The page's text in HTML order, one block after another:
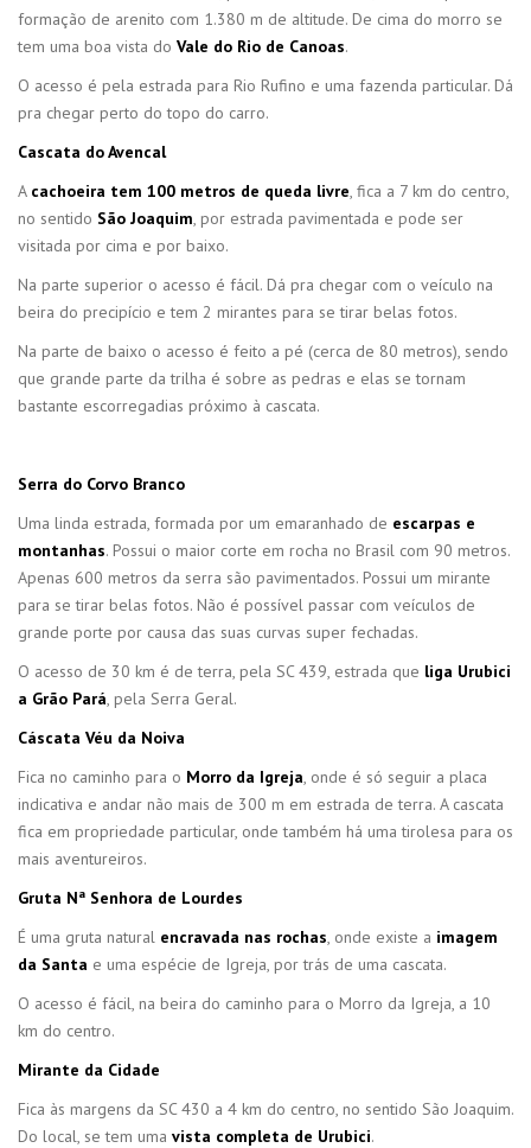
formação de arenito com 1.380 m de altitude. De cima do morro se
tem uma boa vista do Vale do Rio de Canoas.
O acesso é pela estrada para Rio Rufino e uma fazenda particular. Dá
pra chegar perto do topo do carro.
Cascata do Avencal
A cachoeira tem 100 metros de queda livre, fica a 7 km do centro,
no sentido São Joaquim, por estrada pavimentada e pode ser
visitada por cima e por baixo.
Na parte superior o acesso é fácil. Dá pra chegar com o veículo na
beira do precipício e tem 2 mirantes para se tirar belas fotos.
Na parte de baixo o acesso é feito a pé (cerca de 80 metros), sendo
que grande parte da trilha é sobre as pedras e elas se tornam
bastante escorregadias próximo à cascata.
Serra do Corvo Branco
Uma linda estrada, formada por um emaranhado de escarpas e
montanhas. Possui o maior corte em rocha no Brasil com 90 metros.
Apenas 600 metros da serra são pavimentados. Possui um mirante
para se tirar belas fotos. Não é possível passar com veículos de
grande porte por causa das suas curvas super fechadas.
O acesso de 30 km é de terra, pela SC 439, estrada que liga Urubici
a Grão Pará, pela Serra Geral.
Cáscata Véu da Noiva
Fica no caminho para o Morro da Igreja, onde é só seguir a placa
indicativa e andar não mais de 300 m em estrada de terra. A cascata
fica em propriedade particular, onde também há uma tirolesa para os
mais aventureiros.
Gruta Nª Senhora de Lourdes
É uma gruta natural encravada nas rochas, onde existe a imagem
da Santa e uma espécie de Igreja, por trás de uma cascata.
O acesso é fácil, na beira do caminho para o Morro da Igreja, a 10
km do centro.
Mirante da Cidade
Fica às margens da SC 430 a 4 km do centro, no sentido São Joaquim.
Do local, se tem uma vista completa de Urubici.